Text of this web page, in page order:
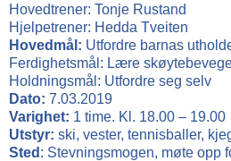
Hovedtrener: Tonje Rustand
Hjelpetrener: Hedda Tveiten
Hovedmål: Utfordre barnas
Ferdighetsmål: Lære
Holdningsmål: Utfordre seg selv
Dato: 7.03.2019
Varighet: 1 time. Kl. 18.00 – 19.00
Utstyr: ski, vester, tennisballer,
Sted : Stevningsmogen, møte opp